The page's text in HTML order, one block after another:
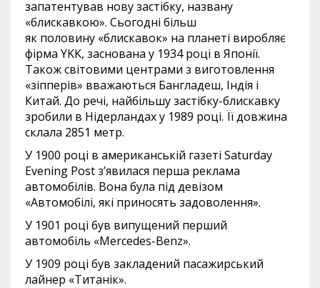
запатентував нову застібку, названу
«блискавкою». Сьогодні більш
як половину «блискавок» на планеті виробляє
фірма YKK, заснована у 1934 році в Японії.
Також світовими центрами з виготовлення
«зіпперів» вважаються Бангладеш, Індія і
Китай. До речі, найбільшу застібку-блискавку
зробили в Нідерландах у 1989 році. Її довжина
склала 2851 метр.
У 1900 році в американській газеті Saturday
Evening Post з’явилася перша реклама
автомобілів. Вона була під девізом
«Автомобілі, які приносять задоволення».
У 1901 році був випущений перший
автомобіль «Mercedes-Benz».
У 1909 році був закладений пасажирський
лайнер «Титанік».